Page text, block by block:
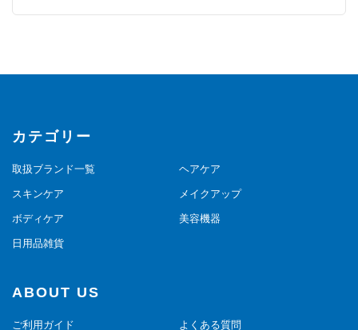
カテゴリー
取扱ブランド一覧 ヘアケア
スキンケア メイクアップ
ボディケア 美容機器
日用品雑貨
ABOUT US
ご利用ガイド よくある質問